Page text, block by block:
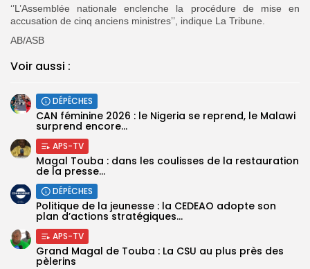
‘’L’Assemblée nationale enclenche la procédure de mise en
accusation de cinq anciens ministres’’, indique La Tribune.
AB/ASB
Voir aussi :
DÉPÊCHES
‎CAN féminine 2026 : le Nigeria se reprend, le Malawi
surprend encore...
APS-TV
Magal Touba : dans les coulisses de la restauration
de la presse...
DÉPÊCHES
Politique de la jeunesse : la CEDEAO adopte son
plan d’actions stratégiques...
APS-TV
Grand Magal de Touba : La CSU au plus près des
pèlerins